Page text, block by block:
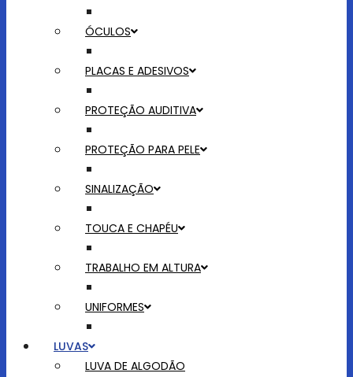
ÓCULOS
PLACAS E ADESIVOS
PROTEÇÃO AUDITIVA
PROTEÇÃO PARA PELE
SINALIZAÇÃO
TOUCA E CHAPÉU
TRABALHO EM ALTURA
UNIFORMES
LUVAS
LUVA DE ALGODÃO